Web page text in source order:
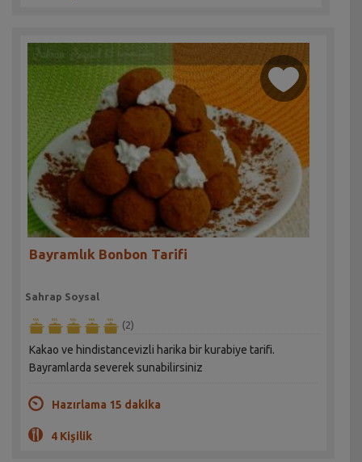
Bayramlık Bonbon Tarifi
Sahrap Soysal
(2)
Kakao ve hindistancevizli harika bir kurabiye tarifi.
Bayramlarda severek sunabilirsiniz
Hazırlama 15 dakika
4 Kişilik